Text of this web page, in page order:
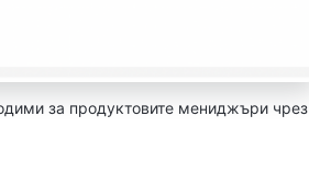
за продуктовите мениджъри чрез